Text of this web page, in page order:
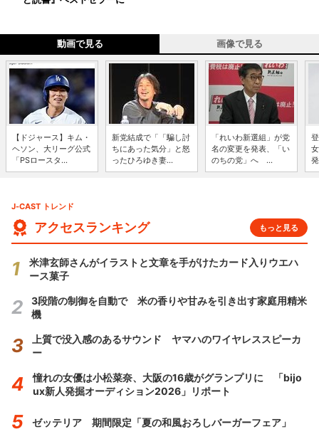
動画で見る 画像で見る
【ドジャース】キム・
ヘソン、大リーグ公式
「PSロースタ...
新党結成で「「騙し討
ちにあった気分」と怒
ったひろゆき妻...
「れいわ新選組」が党
名の変更を発表、「い
のちの党」へ ...
J-CAST トレンド
アクセスランキング もっと見る
米津玄師さんがイラストと文章を手がけたカード入りウエハ
ース菓子
3段階の制御を自動で 米の香りや甘みを引き出す家庭用精米
機
上質で没入感のあるサウンド ヤマハのワイヤレススピーカ
ー
憧れの女優は小松菜奈、大阪の16歳がグランプリに 「bijo
ux新人発掘オーディション2026」リポート
ゼッテリア 期間限定「夏の和風おろしバーガーフェア」